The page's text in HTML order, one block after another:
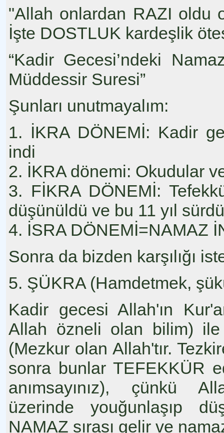
"Allah onlardan RAZI oldu
İşte DOSTLUK kardeşlik
“Kadir Gecesi’ndeki
Müddessir Suresi”
Şunları unutmayalım:
1. İKRA DÖNEMİ: Kadir
indi
2. İKRA dönemi: Okudular
3. FİKRA DÖNEMİ:
düşünüldü ve bu 11 yıl
4. İSRA DÖNEMİ=NAMAZ
Sonra da bizden karşılığı
5. ŞÜKRA (Hamdetmek,
Kadir gecesi Allah'ın
Allah özneli olan bilim)
(Mezkur olan Allah'tır.
sonra bunlar TEFEKKÜR
anımsayınız), çünkü
üzerinde youğunlaşıp
NAMAZ sırası gelir ve